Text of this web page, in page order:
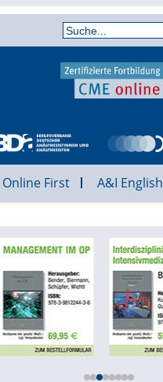
Online First A&I English